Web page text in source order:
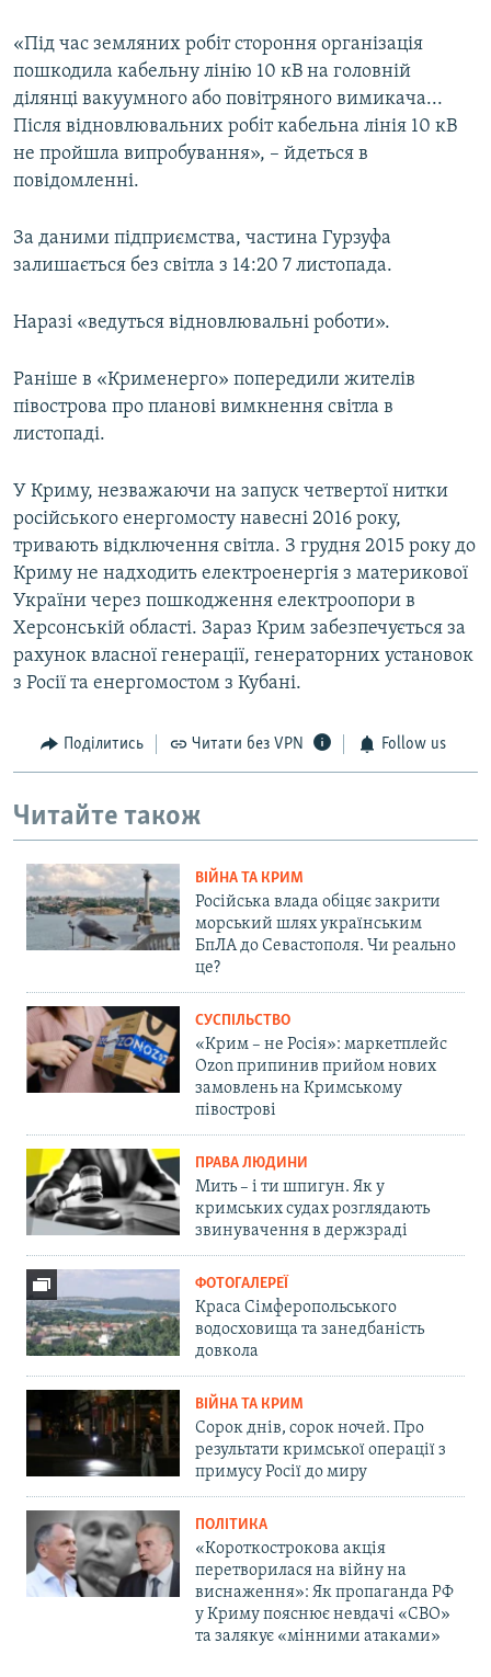
«Під час земляних робіт стороння організація
пошкодила кабельну лінію 10 кВ на головній
ділянці вакуумного або повітряного вимикача...
Після відновлювальних робіт кабельна лінія 10 кВ
не пройшла випробування», – йдеться в
повідомленні.
За даними підприємства, частина Гурзуфа
залишається без світла з 14:20 7 листопада.
Наразі «ведуться відновлювальні роботи».
Раніше в «Крименерго» попередили жителів
півострова про планові вимкнення світла в
листопаді.
У Криму, незважаючи на запуск четвертої нитки
російського енергомосту навесні 2016 року,
тривають відключення світла. З грудня 2015 року до
Криму не надходить електроенергія з материкової
України через пошкодження електроопори в
Херсонській області. Зараз Крим забезпечується за
рахунок власної генерації, генераторних установок
з Росії та енергомостом з Кубані.
Поділитись Читати без VPN Follow us
Читайте також
ВІЙНА ТА КРИМ
Російська влада обіцяє закрити
морський шлях українським
БпЛА до Севастополя. Чи реально
це?
СУСПІЛЬСТВО
«Крим – не Росія»: маркетплейс
Ozon припинив прийом нових
замовлень на Кримському
півострові
ПРАВА ЛЮДИНИ
Мить – і ти шпигун. Як у
кримських судах розглядають
звинувачення в держзраді
ФОТОГАЛЕРЕЇ
Краса Сімферопольського
водосховища та занедбаність
довкола
ВІЙНА ТА КРИМ
Сорок днів, сорок ночей. Про
результати кримської операції з
примусу Росії до миру
ПОЛІТИКА
«Короткострокова акція
перетворилася на війну на
виснаження»: Як пропаганда РФ
у Криму пояснює невдачі «СВО»
та залякує «мінними атаками»